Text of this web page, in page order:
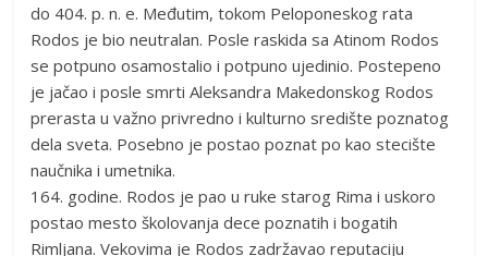
do 404. p. n. e. Međutim, tokom Peloponeskog rata
Rodos je bio neutralan. Posle raskida sa Atinom Rodos
se potpuno osamostalio i potpuno ujedinio. Postepeno
je jačao i posle smrti Aleksandra Makedonskog Rodos
prerasta u važno privredno i kulturno središte poznatog
dela sveta. Posebno je postao poznat po kao stecište
naučnika i umetnika.
164. godine. Rodos je pao u ruke starog Rima i uskoro
postao mesto školovanja dece poznatih i bogatih
Rimljana. Vekovima je Rodos zadržavao reputaciju